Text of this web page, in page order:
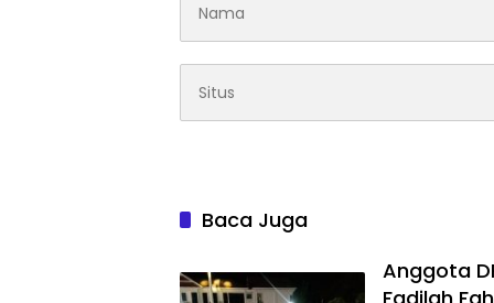
Baca Juga
Anggota